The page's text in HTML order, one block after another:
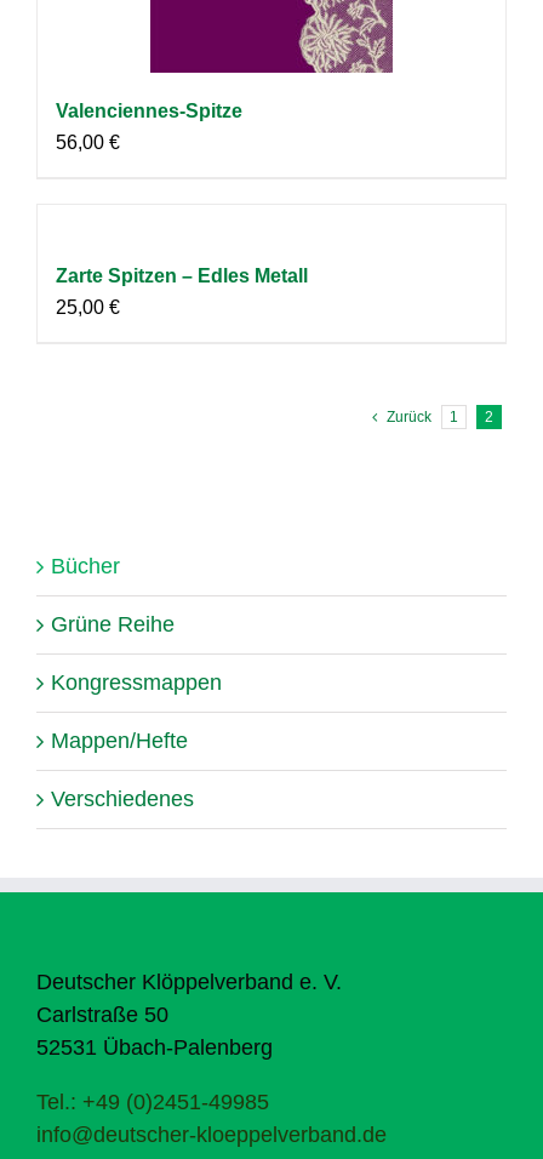
Valenciennes-Spitze
56,00 €
Zarte Spitzen – Edles Metall
25,00 €
Zurück 1 2
Bücher
Grüne Reihe
Kongressmappen
Mappen/Hefte
Verschiedenes
Deutscher Klöppelverband e. V.
Carlstraße 50
52531 Übach-Palenberg
Tel.: +49 (0)2451-49985
info@deutscher-kloeppelverband.de